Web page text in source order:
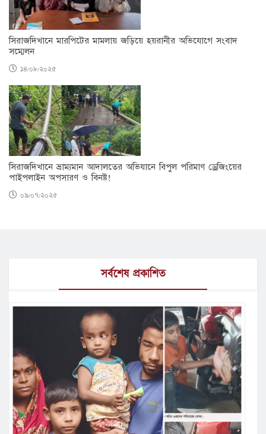
সিরাজদিখানে মারপিটের মামলায় জড়িয়ে হয়রানীর অভিযোগে সংবাদ
সম্মেলন
১৪/০৮/২০২৫
সিরাজদিখানে ভ্রাম্যমান আদালতের অভিযানে বিপুল পরিমাণ ড্রেজিংয়ের
পাইপলাইন অপসারণ ও বিনষ্ট!
০৯/০৭/২০২৫
সর্বশেষ প্রকাশিত